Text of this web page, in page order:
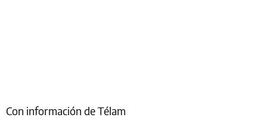
Con información de Télam